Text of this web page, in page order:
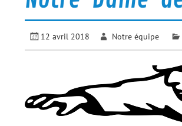
12 avril 2018 Notre équipe